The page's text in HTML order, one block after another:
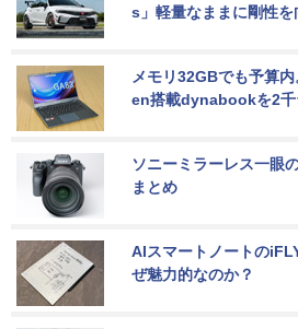
s」軽量なままに剛性を
メモリ32GBでも予算
en搭載dynabookを2千
ソニーミラーレス一眼
まとめ
AIスマートノートの
ぜ魅力的なのか？